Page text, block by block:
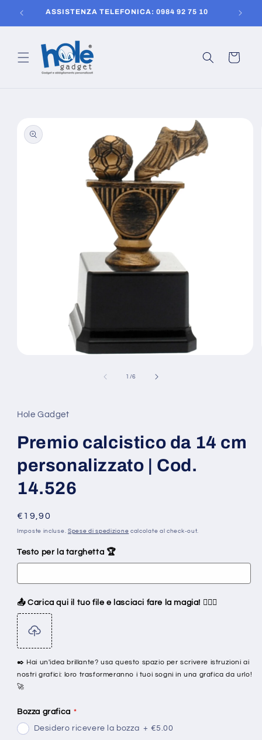
direttamenteASSISTENZA TELEFONICA: 0984 92 75 10
Carrello
informazioni
sul prodotto
modale
1 /su
6
Hole Gadget
Premio calcistico da 14 cm
personalizzato | Cod.
14.526
Prezzo
di
€19,90
Imposte incluse. Spese di spedizione calcolate al check-out.
Testo per la targhetta 🏆
📤 Carica qui il tuo file e lasciaci fare la magia! 🧙‍♂️✨
✒️ Hai un'idea brillante? usa questo spazio per scrivere istruzioni ai
nostri grafici: loro trasformeranno i tuoi sogni in una grafica da urlo!
🚀
Bozza grafica
Desidero ricevere la bozza + €5.00